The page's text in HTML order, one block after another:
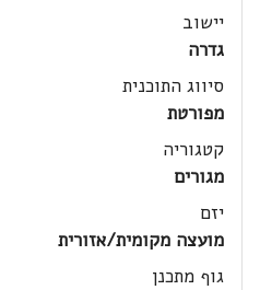
יישוב
גדרה
סיווג התוכנית
מפורטת
קטגוריה
מגורים
יזם
מועצה מקומית/אזורית
גוף מתכנן